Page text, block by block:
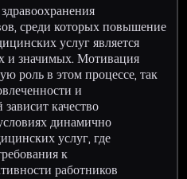
среди которых повышение
услуг является
и значимых. Мотивация
роль в этом процессе, так
и
качество
динамично
услуг, где
к
работников